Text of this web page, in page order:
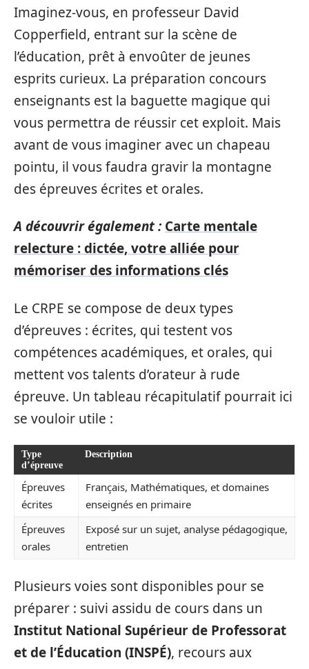
Imaginez-vous, en professeur David
Copperfield, entrant sur la scène de
l’éducation, prêt à envoûter de jeunes
esprits curieux. La préparation concours
enseignants est la baguette magique qui
vous permettra de réussir cet exploit. Mais
avant de vous imaginer avec un chapeau
pointu, il vous faudra gravir la montagne
des épreuves écrites et orales.
A découvrir également : Carte mentale
relecture : dictée, votre alliée pour
mémoriser des informations clés
Le CRPE se compose de deux types
d’épreuves : écrites, qui testent vos
compétences académiques, et orales, qui
mettent vos talents d’orateur à rude
épreuve. Un tableau récapitulatif pourrait ici
se vouloir utile :
Type
d’épreuve
Description
Épreuves
écrites
Français, Mathématiques, et domaines
enseignés en primaire
Épreuves
orales
Exposé sur un sujet, analyse pédagogique,
entretien
Plusieurs voies sont disponibles pour se
préparer : suivi assidu de cours dans un
Institut National Supérieur de Professorat
et de l’Éducation (INSPÉ), recours aux